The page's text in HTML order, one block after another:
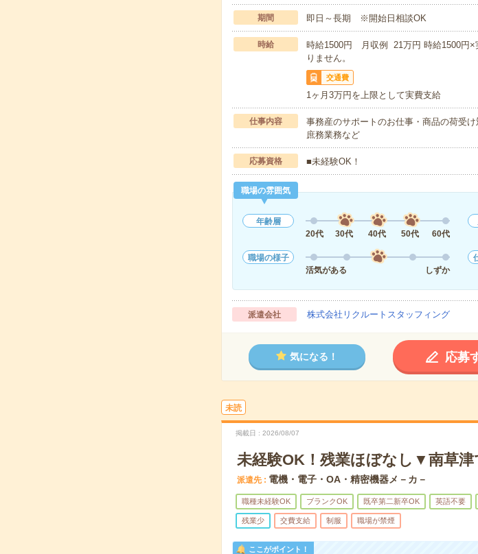
期間 即日～長期 ※開始日相談OK
時給
時給1500円 月収例 21万円 時給1500円
りません。
交通費
1ヶ月3万円を上限として実費支給
仕事内容
事務産のサポートのお仕事・商品の荷受
庶務業務など
応募資格 ■未経験OK！
職場の雰囲気
年齢層
20代
30代 40代 50代 60代
職場の様子
活気がある
しずか
派遣会社 株式会社リクルートスタッフィング
気になる！ 応募
未読
掲載日 2026/08/07
未経験OK！残業ほぼなし▼南草津
派遣先 電機・電子・OA・精密機器メ－カ－
職種未経験OK ブランクOK 既卒第二新卒OK 英語不要
残業少 交費支給 制服 職場が禁煙
ここがポイント！